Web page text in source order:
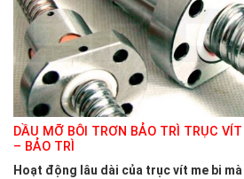
DẦU MỠ BÔI TRƠN BẢO TRÌ TRỤC
– BẢO TRÌ
Hoạt động lâu dài của trục vít me bi